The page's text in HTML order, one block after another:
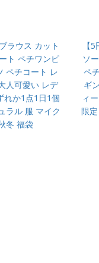
ラウス カット
ト ペチワンピ
ペチコート レ
人可愛い レデ
れか1点1日1個
ラル 服 マイク
冬 福袋
【
ソ
ペ
ギ
ィ
限